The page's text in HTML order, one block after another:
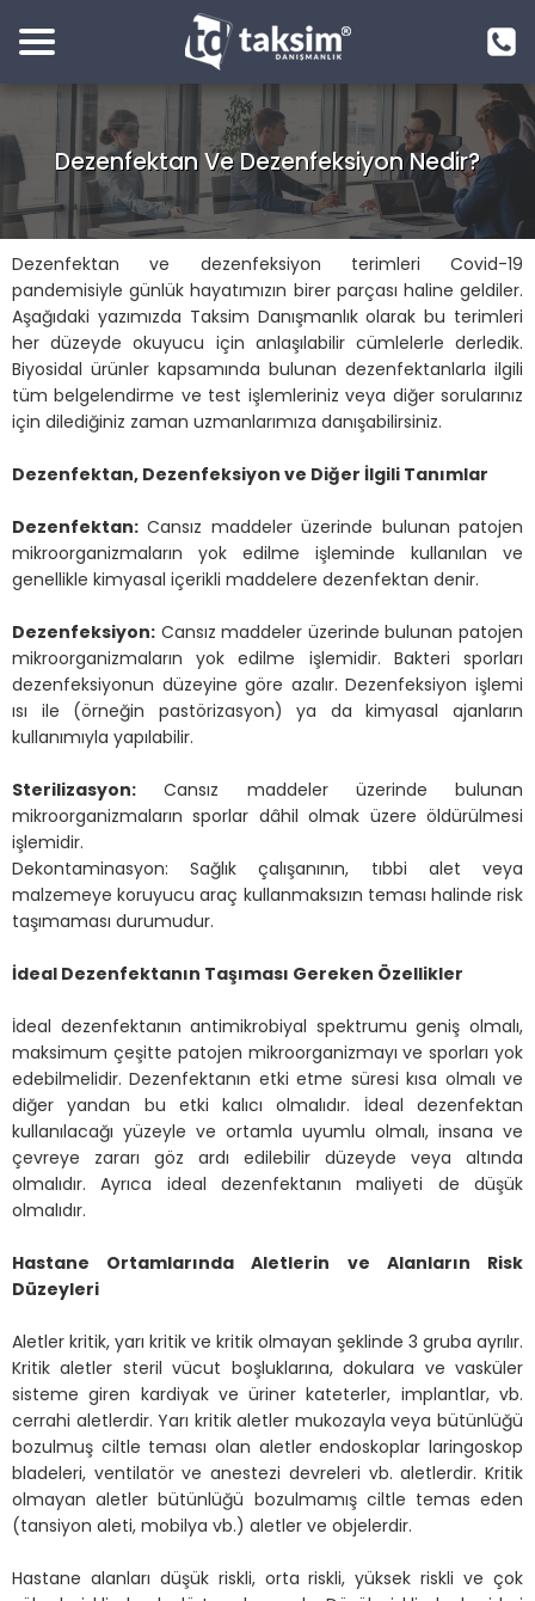
Dezenfektan Ve Dezenfeksiyon Nedir?
Dezenfektan ve dezenfeksiyon terimleri Covid-19
pandemisiyle günlük hayatımızın birer parçası haline geldiler.
Aşağıdaki yazımızda Taksim Danışmanlık olarak bu terimleri
her düzeyde okuyucu için anlaşılabilir cümlelerle derledik.
Biyosidal ürünler kapsamında bulunan dezenfektanlarla ilgili
tüm belgelendirme ve test işlemleriniz veya diğer sorularınız
için dilediğiniz zaman uzmanlarımıza danışabilirsiniz.
Dezenfektan, Dezenfeksiyon ve Diğer İlgili Tanımlar
Dezenfektan: Cansız maddeler üzerinde bulunan patojen
mikroorganizmaların yok edilme işleminde kullanılan ve
genellikle kimyasal içerikli maddelere dezenfektan denir.
Dezenfeksiyon: Cansız maddeler üzerinde bulunan patojen
mikroorganizmaların yok edilme işlemidir. Bakteri sporları
dezenfeksiyonun düzeyine göre azalır. Dezenfeksiyon işlemi
ısı ile (örneğin pastörizasyon) ya da kimyasal ajanların
kullanımıyla yapılabilir.
Sterilizasyon: Cansız maddeler üzerinde bulunan
mikroorganizmaların sporlar dâhil olmak üzere öldürülmesi
işlemidir.
Dekontaminasyon: Sağlık çalışanının, tıbbi alet veya
malzemeye koruyucu araç kullanmaksızın teması halinde risk
taşımaması durumudur.
İdeal Dezenfektanın Taşıması Gereken Özellikler
İdeal dezenfektanın antimikrobiyal spektrumu geniş olmalı,
maksimum çeşitte patojen mikroorganizmayı ve sporları yok
edebilmelidir. Dezenfektanın etki etme süresi kısa olmalı ve
diğer yandan bu etki kalıcı olmalıdır. İdeal dezenfektan
kullanılacağı yüzeyle ve ortamla uyumlu olmalı, insana ve
çevreye zararı göz ardı edilebilir düzeyde veya altında
olmalıdır. Ayrıca ideal dezenfektanın maliyeti de düşük
olmalıdır.
Hastane Ortamlarında Aletlerin ve Alanların Risk
Düzeyleri
Aletler kritik, yarı kritik ve kritik olmayan şeklinde 3 gruba ayrılır.
Kritik aletler steril vücut boşluklarına, dokulara ve vasküler
sisteme giren kardiyak ve üriner kateterler, implantlar, vb.
cerrahi aletlerdir. Yarı kritik aletler mukozayla veya bütünlüğü
bozulmuş ciltle teması olan aletler endoskoplar laringoskop
bladeleri, ventilatör ve anestezi devreleri vb. aletlerdir. Kritik
olmayan aletler bütünlüğü bozulmamış ciltle temas eden
(tansiyon aleti, mobilya vb.) aletler ve objelerdir.
Hastane alanları düşük riskli, orta riskli, yüksek riskli ve çok